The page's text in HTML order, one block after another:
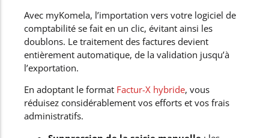
Avec myKomela, l’importation vers votre logiciel de
comptabilité se fait en un clic, évitant ainsi les
doublons. Le traitement des factures devient
entièrement automatique, de la validation jusqu’à
l’exportation.
En adoptant le format Factur-X hybride, vous
réduisez considérablement vos efforts et vos frais
administratifs.